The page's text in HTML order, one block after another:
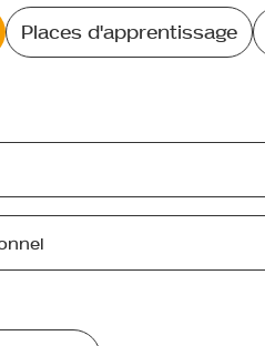
Places d'apprentissage